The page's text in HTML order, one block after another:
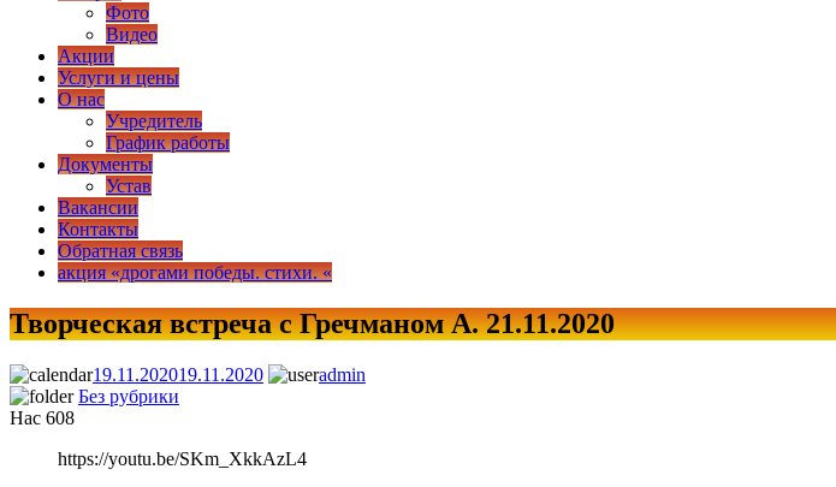
Фото
Видео
Акции
Услуги и цены
О нас
Учредитель
График работы
Документы
Устав
Вакансии
Контакты
Обратная связь
акция «дрогами победы. стихи. «
МЦНТ и Д «Звезда»
Творческая встреча с Гречманом А. 21.11.2020
19.11.202019.11.2020
admin
Без рубрики
Нас 608
https://youtu.be/SKm_XkkAzL4